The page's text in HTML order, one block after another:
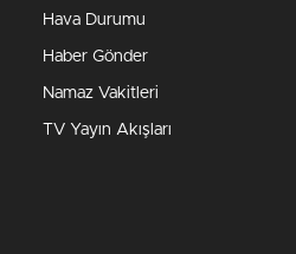
Hava Durumu
Haber Gönder
Namaz Vakitleri
TV Yayın Akışları